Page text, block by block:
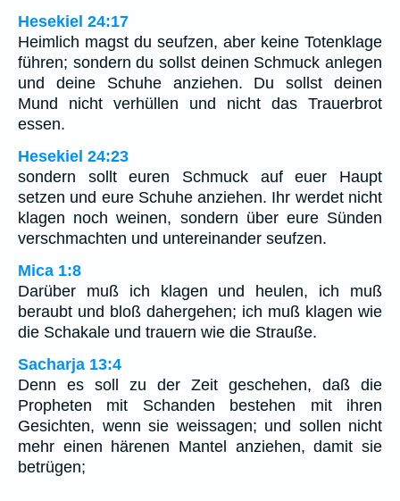
Hesekiel 24:17
Heimlich magst du seufzen, aber keine Totenklage
führen; sondern du sollst deinen Schmuck anlegen
und deine Schuhe anziehen. Du sollst deinen
Mund nicht verhüllen und nicht das Trauerbrot
essen.
Hesekiel 24:23
sondern sollt euren Schmuck auf euer Haupt
setzen und eure Schuhe anziehen. Ihr werdet nicht
klagen noch weinen, sondern über eure Sünden
verschmachten und untereinander seufzen.
Mica 1:8
Darüber muß ich klagen und heulen, ich muß
beraubt und bloß dahergehen; ich muß klagen wie
die Schakale und trauern wie die Strauße.
Sacharja 13:4
Denn es soll zu der Zeit geschehen, daß die
Propheten mit Schanden bestehen mit ihren
Gesichten, wenn sie weissagen; und sollen nicht
mehr einen härenen Mantel anziehen, damit sie
betrügen;